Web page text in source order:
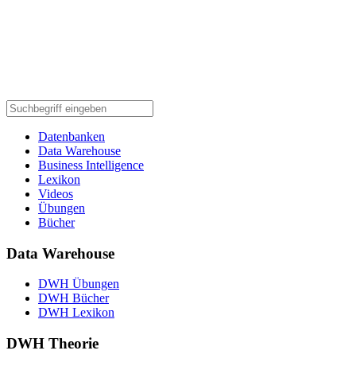
Datenbanken
Data Warehouse
Business Intelligence
Lexikon
Videos
Übungen
Bücher
Data Warehouse
DWH Übungen
DWH Bücher
DWH Lexikon
DWH Theorie